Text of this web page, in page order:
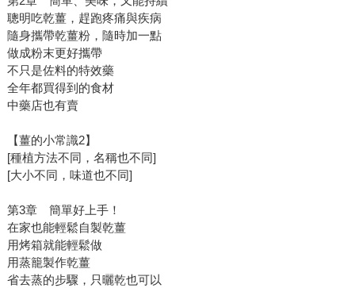
聰明吃乾薑，趕跑疼痛與疾病
隨身攜帶乾薑粉，隨時加一點
做成粉末更好攜帶
不只是佐料的特效藥
全年都買得到的食材
中藥店也有賣
【薑的小常識2】
[種植方法不同，名稱也不同]
[大小不同，味道也不同]
第3章 簡單好上手！
在家也能輕鬆自製乾薑
用烤箱就能輕鬆做
用蒸籠製作乾薑
省去蒸的步驟，只曬乾也可以